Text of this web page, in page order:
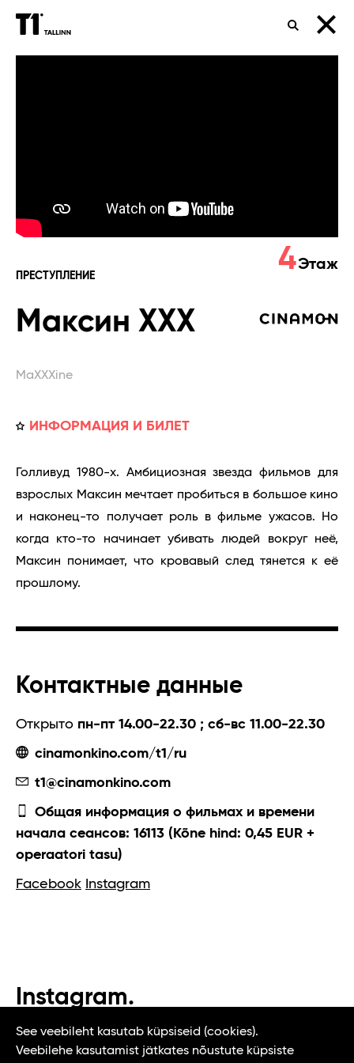
ПОИСК
ПРЕСТУПЛЕНИЕ
Максин XXX
MaXXXine
ИНФОРМАЦИЯ И БИЛЕТ
4Этаж
Голливуд 1980-х. Амбициозная звезда фильмов для
взрослых Максин мечтает пробиться в большое кино
и наконец-то получает роль в фильме ужасов. Но
когда кто-то начинает убивать людей вокруг неё,
Максин понимает, что кровавый след тянется к её
прошлому.
Контактные данные
Открыто пн-пт 14.00-22.30 ; сб-вс 11.00-22.30
cinamonkino.com/t1/ru
t1@cinamonkino.com
Общая информация о фильмах и времени
начала сеансов: 16113 (Kõne hind: 0,45 EUR +
operaatori tasu)
Facebook Instagram
Instagram.
#t1tallinn #tasteoftallinn
See veebileht kasutab küpsiseid (cookies).
Veebilehe kasutamist jätkates nõustute küpsiste